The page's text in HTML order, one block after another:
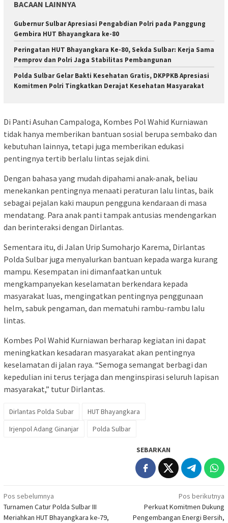
BACAAN LAINNYA
Gubernur Sulbar Apresiasi Pengabdian Polri pada Panggung
Gembira HUT Bhayangkara ke-80
Peringatan HUT Bhayangkara Ke-80, Sekda Sulbar: Kerja Sama
Pemprov dan Polri Jaga Stabilitas Pembangunan
Polda Sulbar Gelar Bakti Kesehatan Gratis, DKPPKB Apresiasi
Komitmen Polri Tingkatkan Derajat Kesehatan Masyarakat
Di Panti Asuhan Campaloga, Kombes Pol Wahid Kurniawan
tidak hanya memberikan bantuan sosial berupa sembako dan
kebutuhan lainnya, tetapi juga memberikan edukasi
pentingnya tertib berlalu lintas sejak dini.
Dengan bahasa yang mudah dipahami anak-anak, beliau
menekankan pentingnya menaati peraturan lalu lintas, baik
sebagai pejalan kaki maupun pengguna kendaraan di masa
mendatang. Para anak panti tampak antusias mendengarkan
dan berinteraksi dengan Dirlantas.
Sementara itu, di Jalan Urip Sumoharjo Karema, Dirlantas
Polda Sulbar juga menyalurkan bantuan kepada warga kurang
mampu. Kesempatan ini dimanfaatkan untuk
mengkampanyekan keselamatan berkendara kepada
masyarakat luas, mengingatkan pentingnya penggunaan
helm, sabuk pengaman, dan mematuhi rambu-rambu lalu
lintas.
Kombes Pol Wahid Kurniawan berharap kegiatan ini dapat
meningkatkan kesadaran masyarakat akan pentingnya
keselamatan di jalan raya. “Semoga semangat berbagi dan
kepedulian ini terus terjaga dan menginspirasi seluruh lapisan
masyarakat,” tutur Dirlantas.
Dirlantas Polda Subar
HUT Bhayangkara
Irjenpol Adang Ginanjar
Polda Sulbar
SEBARKAN
Navigasi
pos
Pos sebelumnya
Turnamen Catur Polda Sulbar III
Meriahkan HUT Bhayangkara ke-79,
Pos berikutnya
Perkuat Komitmen Dukung
Pengembangan Energi Bersih,